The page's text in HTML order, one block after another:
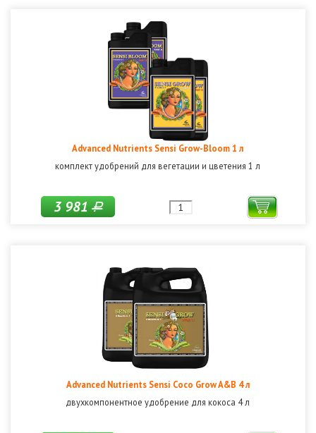
Advanced Nutrients Sensi Grow-Bloom 1 л
комплект удобрений для вегетации и цветения 1 л
3 981Р
Advanced Nutrients Sensi Coco Grow A&B 4 л
двухкомпонентное удобрение для кокоса 4 л